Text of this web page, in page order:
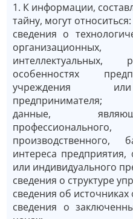
1. К информации,
тайну, могут относиться:
сведения о
особенностях
учреждения или
предпринимателя;
данные,
производственного,
интереса
или индивидуального
сведения о структуре
сведения об
сведения о